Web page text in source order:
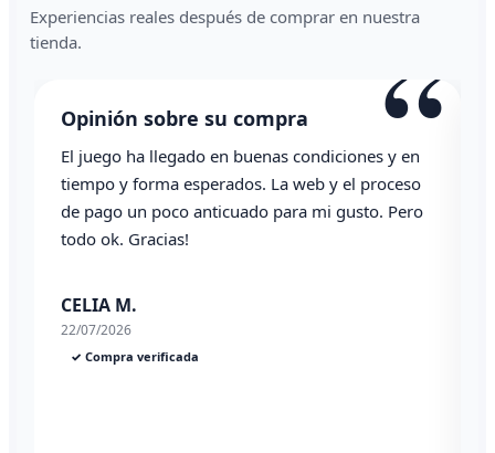
Experiencias reales después de comprar en nuestra
tienda.
“
Opinión sobre su compra
El juego ha llegado en buenas condiciones y en
tiempo y forma esperados. La web y el proceso
de pago un poco anticuado para mi gusto. Pero
todo ok. Gracias!
CELIA M.
22/07/2026
✓ Compra verificada